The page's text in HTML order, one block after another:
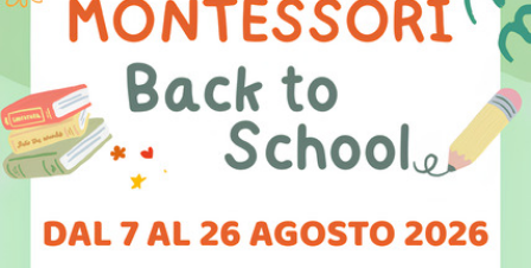
Proponiamoattività laboratorialidove le
bambine i bambini, possano dar vita a nuove idee e
conoscenze, fondendo insieme natura, arte,
scienza e digitale.
Scopri di più